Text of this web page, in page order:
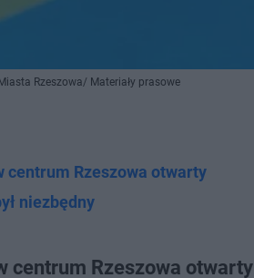
Rzeszowa/ Materiały prasowe
centrum Rzeszowa otwarty
niezbędny
centrum Rzeszowa otwarty